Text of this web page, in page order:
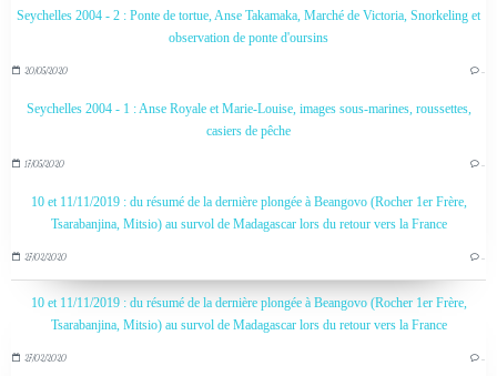
Seychelles 2004 - 2 : Ponte de tortue, Anse Takamaka, Marché de Victoria, Snorkeling et
observation de ponte d'oursins
20/05/2020 …
Seychelles 2004 - 1 : Anse Royale et Marie-Louise, images sous-marines, roussettes,
casiers de pêche
17/05/2020 …
10 et 11/11/2019 : du résumé de la dernière plongée à Beangovo (Rocher 1er Frère,
Tsarabanjina, Mitsio) au survol de Madagascar lors du retour vers la France
27/02/2020 …
10 et 11/11/2019 : du résumé de la dernière plongée à Beangovo (Rocher 1er Frère,
Tsarabanjina, Mitsio) au survol de Madagascar lors du retour vers la France
27/02/2020 …